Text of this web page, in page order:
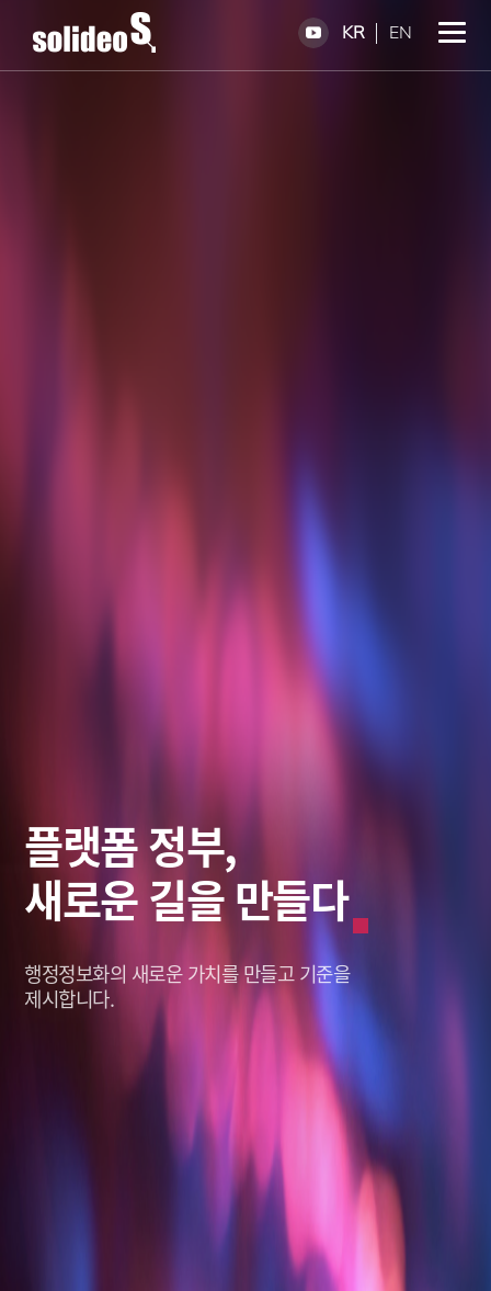
KR EN
스마트 솔루션,
미래를 바라보다
창조적인 미래,솔리데오가 열어갑니다.
데이터로
그리는 혁신적인 미래
나를 새롭게 세상을 이롭게,Solideo Data.
플랫폼 정부,
새로운 길을 만들다
행정정보화의 새로운 가치를만들고 기준을
제시합니다.
미래를 바라보다
창조적인 미래,솔리데오가 열어갑니다.
그리는 혁신적인 미래
나를 새롭게 세상을 이롭게,Solideo Data.